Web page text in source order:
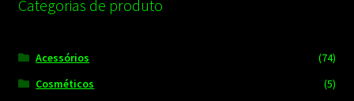
Categorias de produto
Acessórios
(74)
Cosméticos
(5)